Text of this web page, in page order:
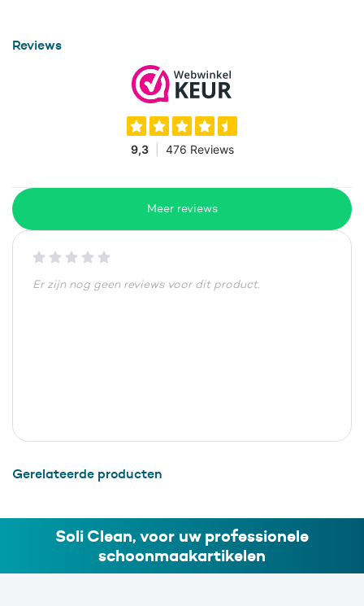
Reviews
Meer reviews
Er zijn nog geen reviews voor dit product.
Gerelateerde producten
Soli Clean, voor uw professionele
schoonmaakartikelen